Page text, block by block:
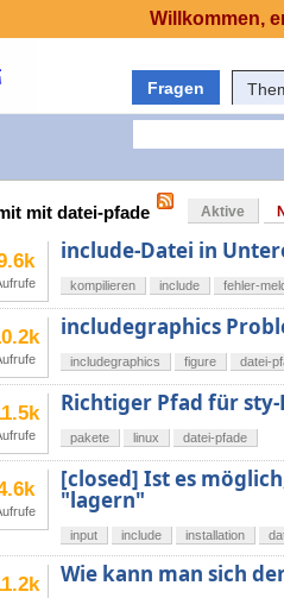
Fragen
mit datei-pfade Aktive
include-Datei in
kompilieren include fehler-
includegraphics
includegraphics figure datei-
Richtiger Pfad für
pakete linux datei-pfade
[closed] Ist es
"lagern"
input include installation
Wie kann man sich
Willkommen,